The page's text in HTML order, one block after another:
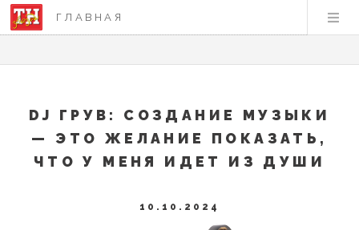
ГЛАВНАЯ
DJ ГРУВ: СОЗДАНИЕ МУЗЫКИ
— ЭТО ЖЕЛАНИЕ ПОКАЗАТЬ,
ЧТО У МЕНЯ ИДЕТ ИЗ ДУШИ
10.10.2024